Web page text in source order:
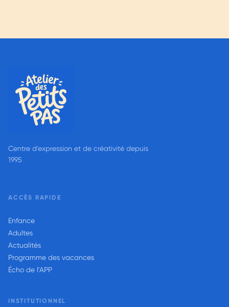
Centre d'expression et de créativité depuis
1995
ACCÈS RAPIDE
Enfance
Adultes
Actualités
Programme des vacances
Écho de l'APP
INSTITUTIONNEL